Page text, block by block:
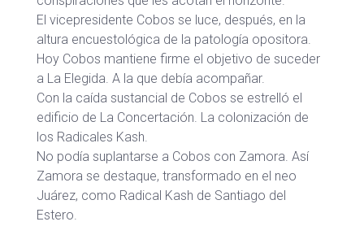
El vicepresidente Cobos se luce, después, en la
altura encuestológica de la patología opositora.
Hoy Cobos mantiene firme el objetivo de suceder
a La Elegida. A la que debía acompañar.
Con la caída sustancial de Cobos se estrelló el
edificio de La Concertación. La colonización de
los Radicales Kash.
No podía suplantarse a Cobos con Zamora. Así
Zamora se destaque, transformado en el neo
Juárez, como Radical Kash de Santiago del
Estero.